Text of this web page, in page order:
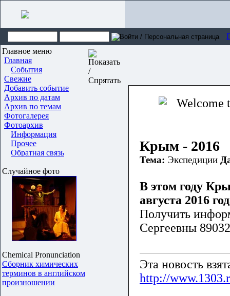
Главное меню
Главная
События
Свежие
Добавить событие
Архив по датам
Архив по темам
Фотогалерея
Фотоархив
Информация
Прочее
Обратная связь
Случайное фото
Chemical Pronunciation
Сборник химических
терминов в английском
произношении
Крым - 2016
Тема: Экспедиции
В этом году
августа 2016
Получить
Сергеевны
Эта новость
http://